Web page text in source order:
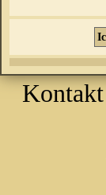
Kontakt